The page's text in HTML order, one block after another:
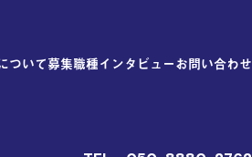
ついて 募集職種 インタビュー お問い合わせ